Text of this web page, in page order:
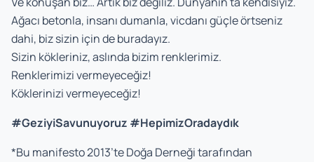
Ağacı betonla, insanı dumanla, vicdanı güçle örtseniz
dahi, biz sizin için de buradayız.
Sizin kökleriniz, aslında bizim renklerimiz.
Renklerimizi vermeyeceğiz!
Köklerinizi vermeyeceğiz!
#GeziyiSavunuyoruz #HepimizOradaydık
*Bu manifesto 2013’te Doğa Derneği tarafından